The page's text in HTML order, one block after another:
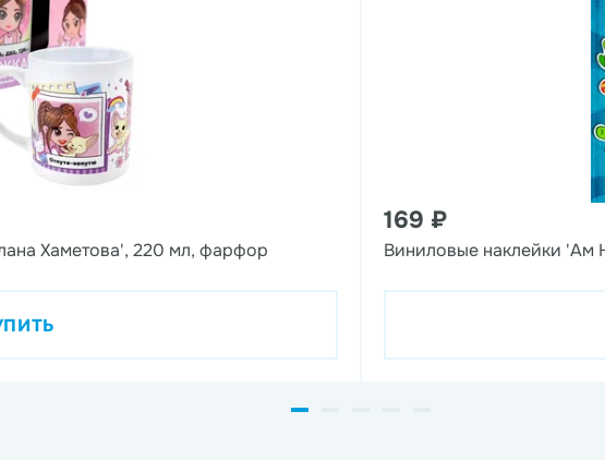
Хаметова', 220 мл, фарфор
169 ₽
Виниловые наклейки 'Ам